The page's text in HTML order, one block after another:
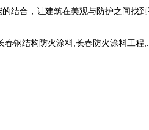
结合，让建筑在美观与防护之间找
钢结构防火涂料,长春防火涂料工